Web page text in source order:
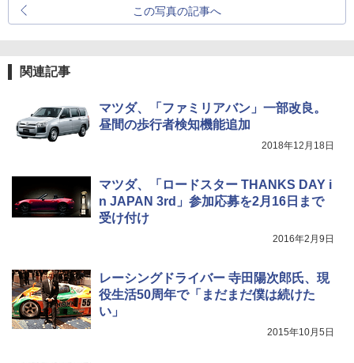
この写真の記事へ
関連記事
マツダ、「ファミリアバン」一部改良。
昼間の歩行者検知機能追加
2018年12月18日
マツダ、「ロードスター THANKS DAY i
n JAPAN 3rd」参加応募を2月16日まで
受け付け
2016年2月9日
レーシングドライバー 寺田陽次郎氏、現
役生活50周年で「まだまだ僕は続けた
い」
2015年10月5日